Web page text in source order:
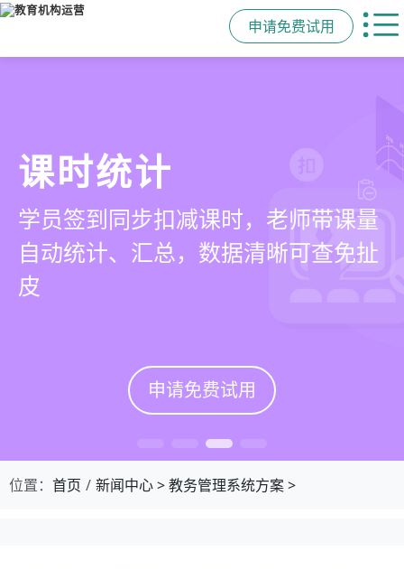
申请免费试用
管学校，用校盈易
培训机构教务管理系
统
有效提升运营管理效率45%
申请免费试用
智能排课
可视化排课，智能冲突异常检测提
醒，课表自动生成，一健导出，准确
高效
申请免费试用
课时统计
学员签到同步扣减课时，老师带课量
自动统计、汇总，数据清晰可查免扯
皮
申请免费试用
家校互动
一部手机链接教师、学员、家长，沟
通互动零距离，服务贴心铸口碑促续
费
申请免费试用
位置： 首页 新闻中心>教务管理系统方案>